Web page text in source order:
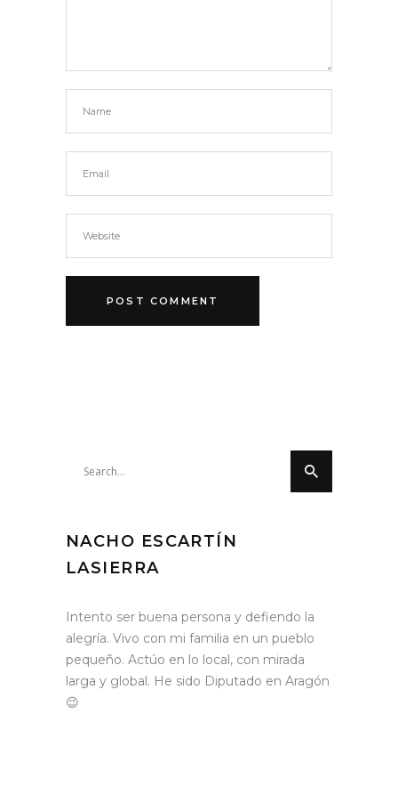
NACHO ESCARTÍN
LASIERRA
Intento ser buena persona y defiendo la
alegría. Vivo con mi familia en un pueblo
pequeño. Actúo en lo local, con mirada
larga y global. He sido Diputado en Aragón
😉